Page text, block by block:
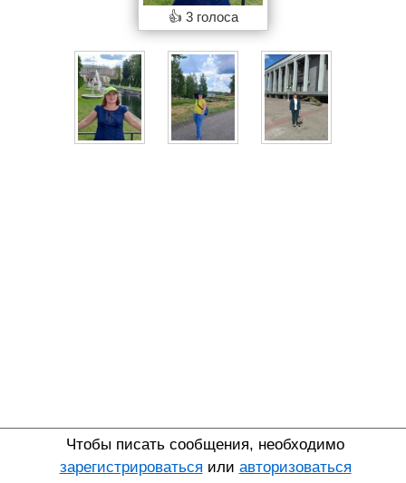
👍 3 голоса
Чтобы писать сообщения, необходимо
зарегистрироваться или авторизоваться